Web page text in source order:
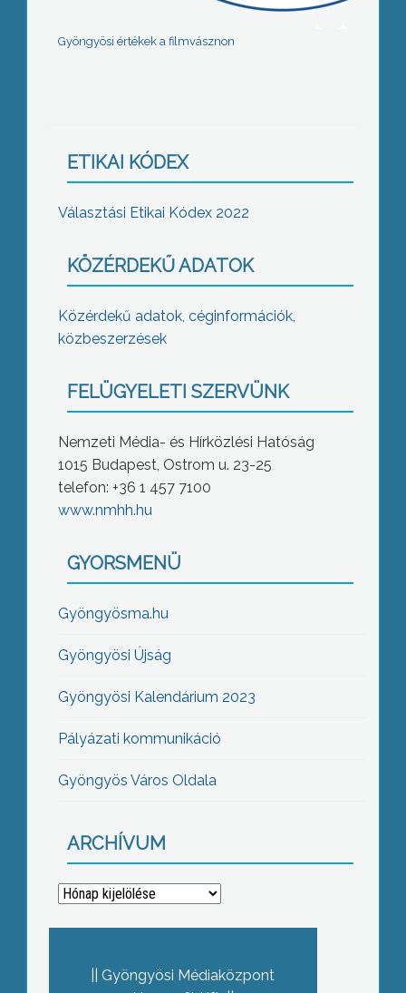
Gyöngyösi értékek a filmvásznon
ETIKAI KÓDEX
Választási Etikai Kódex 2022
KÖZÉRDEKŰ ADATOK
Közérdekű adatok, céginformációk,
közbeszerzések
FELÜGYELETI SZERVÜNK
Nemzeti Média- és Hírközlési Hatóság
1015 Budapest, Ostrom u. 23-25
telefon: +36 1 457 7100
www.nmhh.hu
GYORSMENÜ
Gyöngyösma.hu
Gyöngyösi Újság
Gyöngyösi Kalendárium 2023
Pályázati kommunikáció
Gyöngyös Város Oldala
ARCHÍVUM
Archívum
Gyöngyösi Médiaközpont